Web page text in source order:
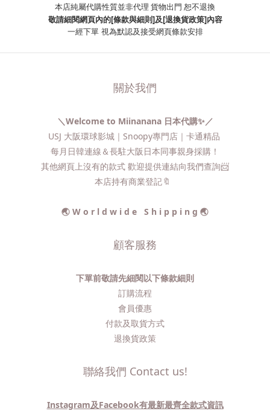
本店純屬代購性質並非代理 貨物出門 恕不退換
敬請細閱網頁內的[條款與細則]及[退換貨政策]內容
一經下單 視為默認及接受網頁條款安排
關於我們
＼Welcome to Miinanana 日本代購✨／
USJ 大阪環球影城｜Snoopy專門店｜卡通精品
每月日韓連線＆長駐大阪日本同事親身採購！
其他網頁上沒有的款式 歡迎提供連結向我們查詢📨​
本店持有商業登記🔖
🌏 W o r l d w i d e S h i p p i n g 🌏
顧客服務
下單前敬請先細閱以下條款細則
訂購流程​
會員優惠
付款及取貨方式
退換貨政策
聯絡我們 Contact us!
Instagram及Facebook有最新最齊全款式資訊